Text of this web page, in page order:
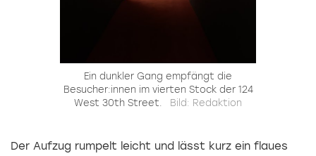
Ein dunkler Gang empfängt die
Besucher:innen im vierten Stock der 124
West 30th Street.
Bild: Redaktion
Der Aufzug rumpelt leicht und lässt kurz ein flaues